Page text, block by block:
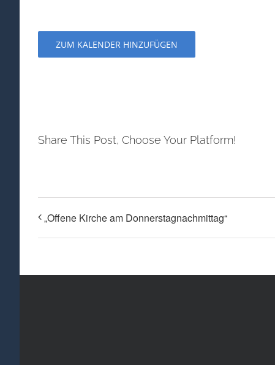
ZUM KALENDER HINZUFÜGEN
Share This Post, Choose Your Platform!
„Offene Kirche am Donnerstagnachmittag“